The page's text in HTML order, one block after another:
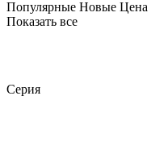
Популярные Новые Цена
Показать все
Серия